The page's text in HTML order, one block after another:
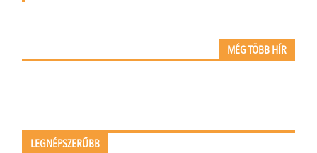
MÉG TÖBB HÍR
LEGNÉPSZERŰBB